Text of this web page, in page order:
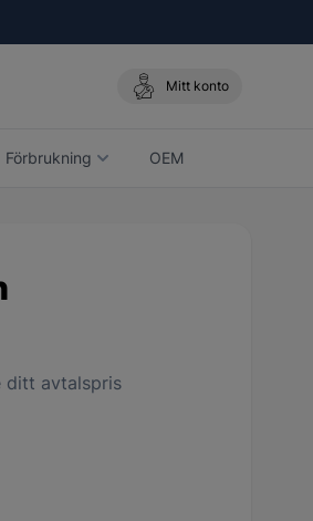
Mitt konto
Förbrukning OEM
ditt avtalspris